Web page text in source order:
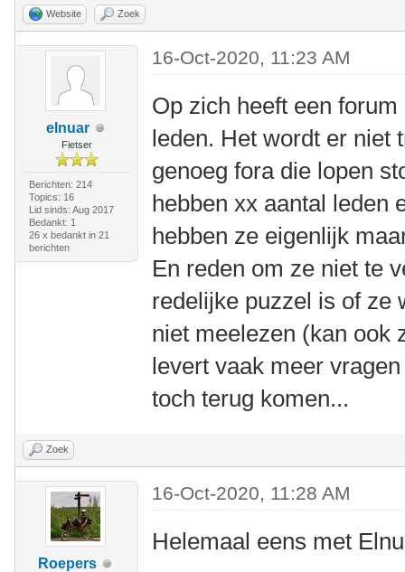
Website Zoek
elnuar
Fietser
Berichten: 214
Topics: 16
Lid sinds: Aug 2017
Bedankt: 1
26 x bedankt in 21
berichten
16-Oct-2020, 11:23 AM
Op zich heeft een
leden. Het wordt er niet
genoeg fora die lopen
hebben xx aantal leden
hebben ze eigenlijk
En reden om ze niet te
redelijke puzzel is of ze
niet meelezen (kan ook
levert vaak meer
toch terug komen...
Zoek
Roepers
16-Oct-2020, 11:28 AM
Helemaal eens met